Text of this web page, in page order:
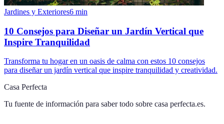
Jardines y Exteriores6 min
10 Consejos para Diseñar un Jardín Vertical que
Inspire Tranquilidad
Transforma tu hogar en un oasis de calma con estos 10 consejos
para diseñar un jardín vertical que inspire tranquilidad y creatividad.
Casa Perfecta
Tu fuente de información para saber todo sobre casa perfecta.es.